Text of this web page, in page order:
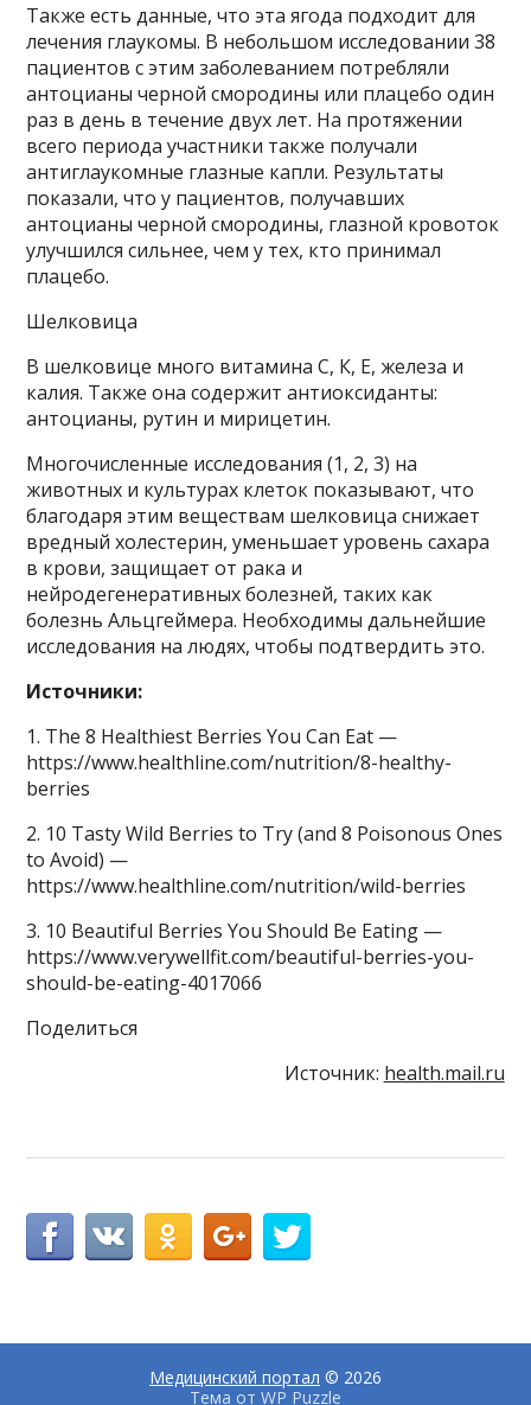
Также есть данные, что эта ягода подходит для
лечения глаукомы. В небольшом исследовании 38
пациентов с этим заболеванием потребляли
антоцианы черной смородины или плацебо один
раз в день в течение двух лет. На протяжении
всего периода участники также получали
антиглаукомные глазные капли. Результаты
показали, что у пациентов, получавших
антоцианы черной смородины, глазной кровоток
улучшился сильнее, чем у тех, кто принимал
плацебо.
Шелковица
В шелковице много витамина С, К, Е, железа и
калия. Также она содержит антиоксиданты:
антоцианы, рутин и мирицетин.
Многочисленные исследования (1, 2, 3) на
животных и культурах клеток показывают, что
благодаря этим веществам шелковица снижает
вредный холестерин, уменьшает уровень сахара
в крови, защищает от рака и
нейродегенеративных болезней, таких как
болезнь Альцгеймера. Необходимы дальнейшие
исследования на людях, чтобы подтвердить это.
Источники:
1. The 8 Healthiest Berries You Can Eat —
https://www.healthline.com/nutrition/8-healthy-
berries
2. 10 Tasty Wild Berries to Try (and 8 Poisonous Ones
to Avoid) —
https://www.healthline.com/nutrition/wild-berries
3. 10 Beautiful Berries You Should Be Eating —
https://www.verywellfit.com/beautiful-berries-you-
should-be-eating-4017066
Поделиться
Источник: health.mail.ru
Медицинский портал © 2026
Тема от WP Puzzle